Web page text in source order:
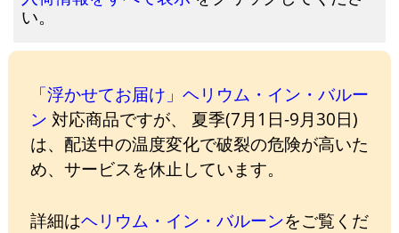
い。
「浮かせてお届け」ヘリウム・イン・バルー
ン 対応商品ですが、 夏季(7月1日-9月30日)
は、配送中の温度変化で破裂の危険が高いた
め、サービスを休止しています。
詳細はヘリウム・イン・バルーンをご覧くだ